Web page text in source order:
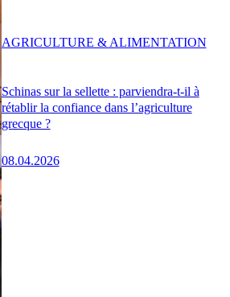
Schinas sur la sellette : parviendra-t-il à
rétablir la confiance dans l’agriculture
grecque ?
08.04.2026
AGRICULTURE & ALIMENTATION